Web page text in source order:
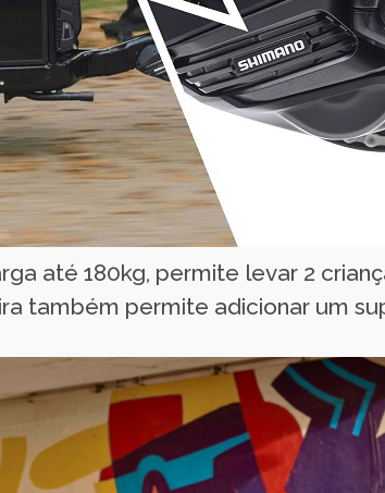
até 180kg, permite levar 2
também permite adicionar um